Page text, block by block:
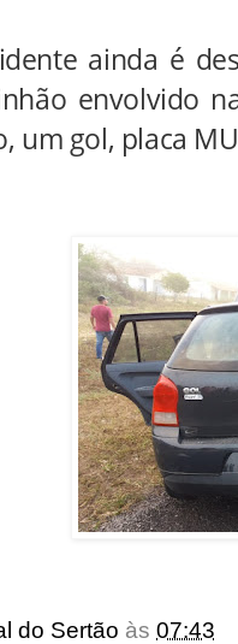
ainda é
envolvido
um gol, placa
do Sertão às 07:43